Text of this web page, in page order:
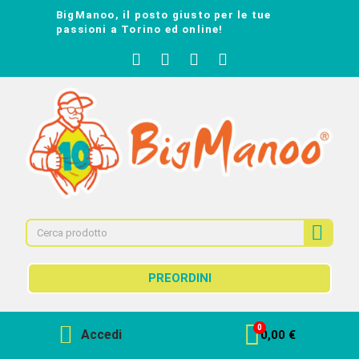
BigManoo, il posto giusto per le tue
passioni a Torino ed online!
PREORDINI
Accedi 0,00 €